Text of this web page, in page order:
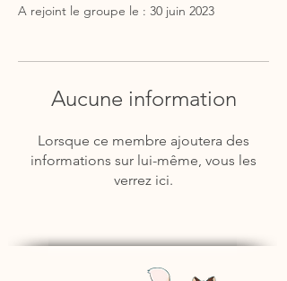
A rejoint le groupe le : 30 juin 2023
Aucune information
Lorsque ce membre ajoutera des
informations sur lui-même, vous les
verrez ici.